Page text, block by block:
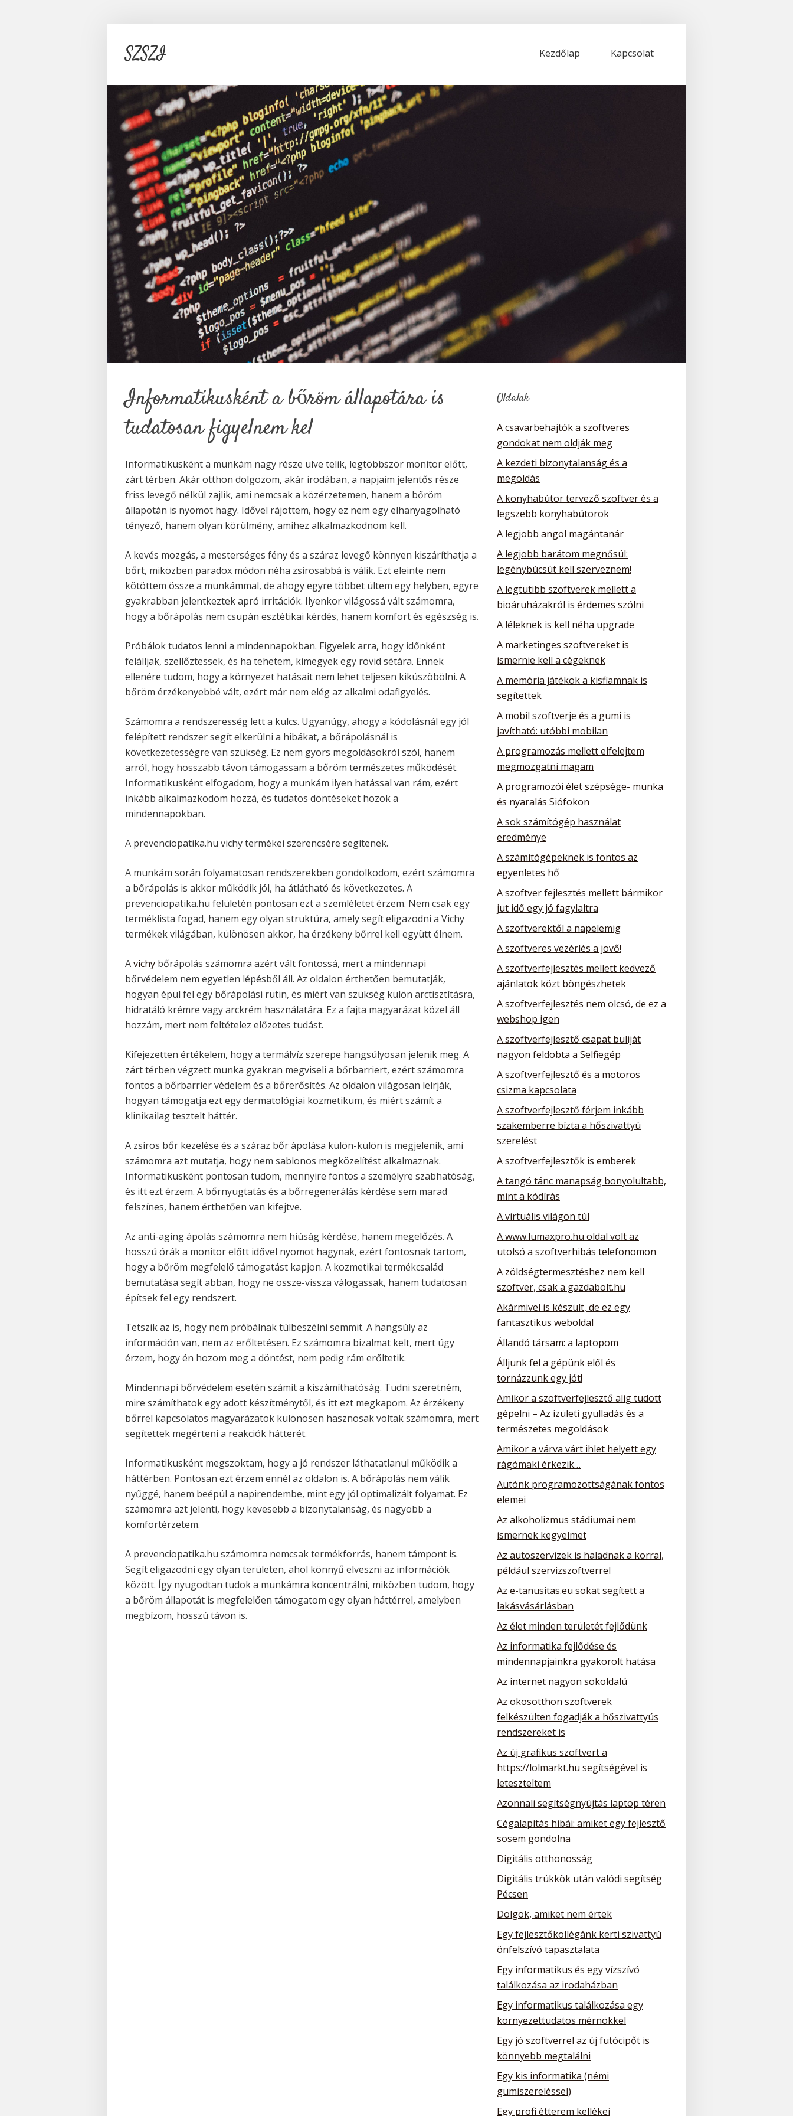
SZSZI Kezdőlap Kapcsolat
Informatikusként a bőröm állapotára is
tudatosan figyelnem kel
Informatikusként a munkám nagy része ülve telik, legtöbbször monitor előtt,
zárt térben. Akár otthon dolgozom, akár irodában, a napjaim jelentős része
friss levegő nélkül zajlik, ami nemcsak a közérzetemen, hanem a bőröm
állapotán is nyomot hagy. Idővel rájöttem, hogy ez nem egy elhanyagolható
tényező, hanem olyan körülmény, amihez alkalmazkodnom kell.
A kevés mozgás, a mesterséges fény és a száraz levegő könnyen kiszáríthatja a
bőrt, miközben paradox módon néha zsírosabbá is válik. Ezt eleinte nem
kötöttem össze a munkámmal, de ahogy egyre többet ültem egy helyben, egyre
gyakrabban jelentkeztek apró irritációk. Ilyenkor világossá vált számomra,
hogy a bőrápolás nem csupán esztétikai kérdés, hanem komfort és egészség is.
Próbálok tudatos lenni a mindennapokban. Figyelek arra, hogy időnként
felálljak, szellőztessek, és ha tehetem, kimegyek egy rövid sétára. Ennek
ellenére tudom, hogy a környezet hatásait nem lehet teljesen kiküszöbölni. A
bőröm érzékenyebbé vált, ezért már nem elég az alkalmi odafigyelés.
Számomra a rendszeresség lett a kulcs. Ugyanúgy, ahogy a kódolásnál egy jól
felépített rendszer segít elkerülni a hibákat, a bőrápolásnál is
következetességre van szükség. Ez nem gyors megoldásokról szól, hanem
arról, hogy hosszabb távon támogassam a bőröm természetes működését.
Informatikusként elfogadom, hogy a munkám ilyen hatással van rám, ezért
inkább alkalmazkodom hozzá, és tudatos döntéseket hozok a
mindennapokban.
A prevenciopatika.hu vichy termékei szerencsére segítenek.
A munkám során folyamatosan rendszerekben gondolkodom, ezért számomra
a bőrápolás is akkor működik jól, ha átlátható és következetes. A
prevenciopatika.hu felületén pontosan ezt a szemléletet érzem. Nem csak egy
terméklista fogad, hanem egy olyan struktúra, amely segít eligazodni a Vichy
termékek világában, különösen akkor, ha érzékeny bőrrel kell együtt élnem.
Avichy bőrápolás számomra azért vált fontossá, mert a mindennapi
bőrvédelem nem egyetlen lépésből áll. Az oldalon érthetően bemutatják,
hogyan épül fel egy bőrápolási rutin, és miért van szükség külön arctisztításra,
hidratáló krémre vagy arckrém használatára. Ez a fajta magyarázat közel áll
hozzám, mert nem feltételez előzetes tudást.
Kifejezetten értékelem, hogy a termálvíz szerepe hangsúlyosan jelenik meg. A
zárt térben végzett munka gyakran megviseli a bőrbarriert, ezért számomra
fontos a bőrbarrier védelem és a bőrerősítés. Az oldalon világosan leírják,
hogyan támogatja ezt egy dermatológiai kozmetikum, és miért számít a
klinikailag tesztelt háttér.
A zsíros bőr kezelése és a száraz bőr ápolása külön-külön is megjelenik, ami
számomra azt mutatja, hogy nem sablonos megközelítést alkalmaznak.
Informatikusként pontosan tudom, mennyire fontos a személyre szabhatóság,
és itt ezt érzem. A bőrnyugtatás és a bőrregenerálás kérdése sem marad
felszínes, hanem érthetően van kifejtve.
Az anti-aging ápolás számomra nem hiúság kérdése, hanem megelőzés. A
hosszú órák a monitor előtt idővel nyomot hagynak, ezért fontosnak tartom,
hogy a bőröm megfelelő támogatást kapjon. A kozmetikai termékcsalád
bemutatása segít abban, hogy ne össze-vissza válogassak, hanem tudatosan
építsek fel egy rendszert.
Tetszik az is, hogy nem próbálnak túlbeszélni semmit. A hangsúly az
információn van, nem az erőltetésen. Ez számomra bizalmat kelt, mert úgy
érzem, hogy én hozom meg a döntést, nem pedig rám erőltetik.
Mindennapi bőrvédelem esetén számít a kiszámíthatóság. Tudni szeretném,
mire számíthatok egy adott készítménytől, és itt ezt megkapom. Az érzékeny
bőrrel kapcsolatos magyarázatok különösen hasznosak voltak számomra, mert
segítettek megérteni a reakciók hátterét.
Informatikusként megszoktam, hogy a jó rendszer láthatatlanul működik a
háttérben. Pontosan ezt érzem ennél az oldalon is. A bőrápolás nem válik
nyűggé, hanem beépül a napirendembe, mint egy jól optimalizált folyamat. Ez
számomra azt jelenti, hogy kevesebb a bizonytalanság, és nagyobb a
komfortérzetem.
A prevenciopatika.hu számomra nemcsak termékforrás, hanem támpont is.
Segít eligazodni egy olyan területen, ahol könnyű elveszni az információk
között. Így nyugodtan tudok a munkámra koncentrálni, miközben tudom, hogy
a bőröm állapotát is megfelelően támogatom egy olyan háttérrel, amelyben
megbízom, hosszú távon is.
Oldalak
A csavarbehajtók a szoftveres
gondokat nem oldják meg
A kezdeti bizonytalanság és a
megoldás
A konyhabútor tervező szoftver és a
legszebb konyhabútorok
A legjobb angol magántanár
A legjobb barátom megnősül:
legénybúcsút kell szerveznem!
A legtutibb szoftverek mellett a
bioáruházakról is érdemes szólni
A léleknek is kell néha upgrade
A marketinges szoftvereket is
ismernie kell a cégeknek
A memória játékok a kisfiamnak is
segítettek
A mobil szoftverje és a gumi is
javítható: utóbbi mobilan
A programozás mellett elfelejtem
megmozgatni magam
A programozói élet szépsége- munka
és nyaralás Siófokon
A sok számítógép használat
eredménye
A számítógépeknek is fontos az
egyenletes hő
A szoftver fejlesztés mellett bármikor
jut idő egy jó fagylaltra
A szoftverektől a napelemig
A szoftveres vezérlés a jövő!
A szoftverfejlesztés mellett kedvező
ajánlatok közt böngészhetek
A szoftverfejlesztés nem olcsó, de ez a
webshop igen
A szoftverfejlesztő csapat buliját
nagyon feldobta a Selfiegép
A szoftverfejlesztő és a motoros
csizma kapcsolata
A szoftverfejlesztő férjem inkább
szakemberre bízta a hőszivattyú
szerelést
A szoftverfejlesztők is emberek
A tangó tánc manapság bonyolultabb,
mint a kódírás
A virtuális világon túl
A www.lumaxpro.hu oldal volt az
utolsó a szoftverhibás telefonomon
A zöldségtermesztéshez nem kell
szoftver, csak a gazdabolt.hu
Akármivel is készült, de ez egy
fantasztikus weboldal
Állandó társam: a laptopom
Álljunk fel a gépünk elől és
tornázzunk egy jót!
Amikor a szoftverfejlesztő alig tudott
gépelni – Az ízületi gyulladás és a
természetes megoldások
Amikor a várva várt ihlet helyett egy
rágómaki érkezik…
Autónk programozottságának fontos
elemei
Az alkoholizmus stádiumai nem
ismernek kegyelmet
Az autoszervizek is haladnak a korral,
például szervizszoftverrel
Az e-tanusitas.eu sokat segített a
lakásvásárlásban
Az élet minden területét fejlődünk
Az informatika fejlődése és
mindennapjainkra gyakorolt hatása
Az internet nagyon sokoldalú
Az okosotthon szoftverek
felkészülten fogadják a hőszivattyús
rendszereket is
Az új grafikus szoftvert a
https://lolmarkt.hu segítségével is
leteszteltem
Azonnali segítségnyújtás laptop téren
Cégalapítás hibái: amiket egy fejlesztő
sosem gondolna
Digitális otthonosság
Digitális trükkök után valódi segítség
Pécsen
Dolgok, amiket nem értek
Egy fejlesztőkollégánk kerti szivattyú
önfelszívó tapasztalata
Egy informatikus és egy vízszívó
találkozása az irodaházban
Egy informatikus találkozása egy
környezettudatos mérnökkel
Egy jó szoftverrel az új futócipőt is
könnyebb megtalálni
Egy kis informatika (némi
gumiszereléssel)
Egy profi étterem kellékei